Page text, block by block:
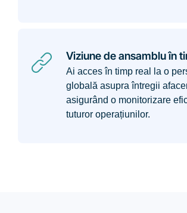
Viziune de ansamblu în
Ai acces în timp real la o
globală asupra întregii
asigurând o monitorizare
tuturor operațiunilor.